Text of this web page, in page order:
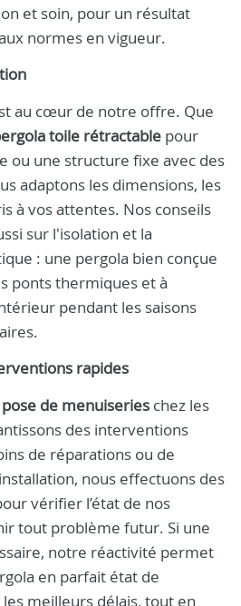
et soin, pour un résultat
normes en vigueur.
au cœur de notre offre. Que
toile rétractable pour
ou une structure fixe avec des
adaptons les dimensions, les
à vos attentes. Nos conseils
sur l'isolation et la
: une pergola bien conçue
ponts thermiques et à
pendant les saisons
rapides
pose de menuiseries chez les
des interventions
de réparations ou de
nous effectuons des
vérifier l’état de nos
tout problème futur. Si une
notre réactivité permet
en parfait état de
meilleurs délais, tout en